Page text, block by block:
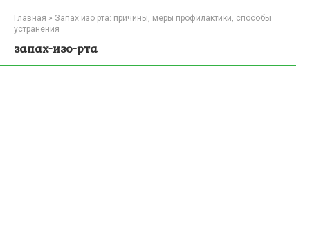
Главная » Запах изо рта: причины, меры профилактики, способы
устранения
запах-изо-рта